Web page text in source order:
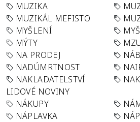
MUZIKA
MUZIKÁL MEFISTO
MYŠLENÍ
MÝTY
NA PRODEJ
NADÚMRTNOST
NAKLADATELSTVÍ
LIDOVÉ NOVINY
NÁKUPY
NÁPLAVKA